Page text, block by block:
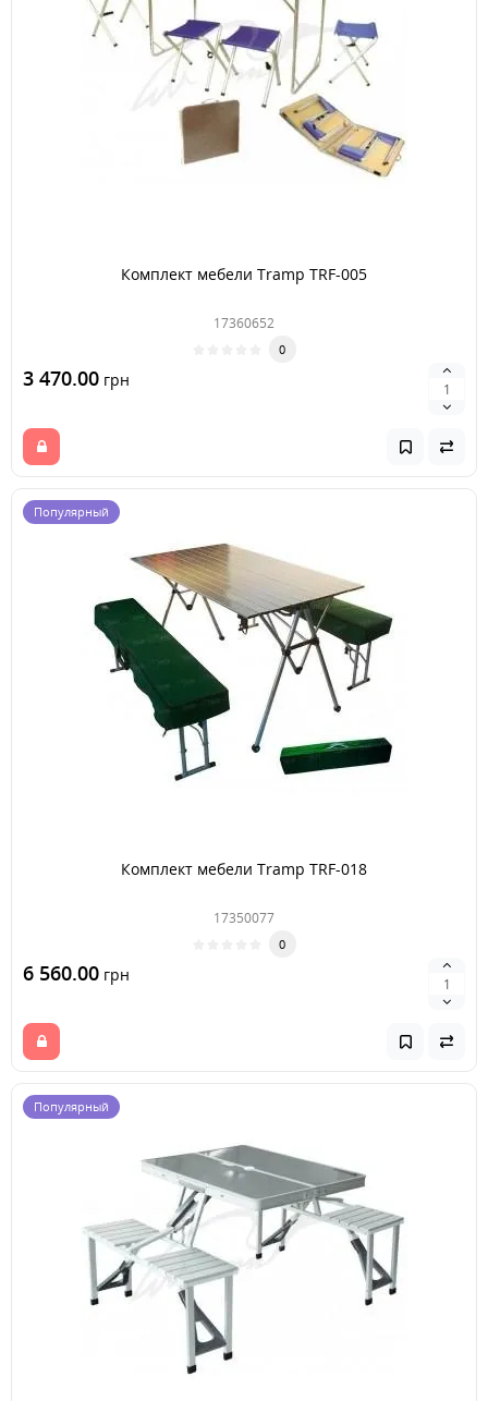
Комплект мебели Tramp TRF-005
17360652
0
3 470.00 грн
Популярный
Комплект мебели Tramp TRF-018
17350077
0
6 560.00 грн
Популярный